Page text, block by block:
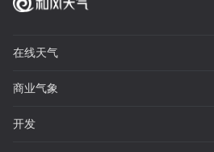
在线天气
商业气象
开发